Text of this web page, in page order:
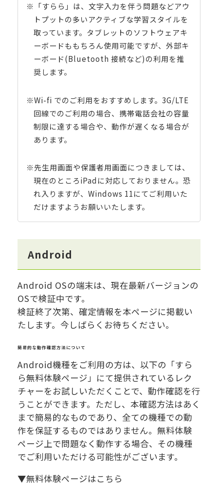
※「すらら」は、文字入力を伴う問題などアウ
トプットの多いアクティブな学習スタイルを
取っています。タブレットのソフトウェアキ
ーボードももちろん使用可能ですが、外部キ
ーボード(Bluetooth 接続など)の利用を推
奨します。
※Wi-fi でのご利用をおすすめします。3G/LTE
回線でのご利用の場合、携帯電話会社の容量
制限に達する場合や、動作が遅くなる場合が
あります。
※先生用画面や保護者用画面につきましては、
現在のところiPadに対応しておりません。恐
れ入りますが、Windows 11にてご利用いた
だけますようお願いいたします。
Android
Android OSの端末は、現在最新バージョンの
OSで検証中です。
検証終了次第、確定情報を本ページに掲載い
たします。今しばらくお待ちください。
簡易的な動作確認方法について
Android機種をご利用の方は、以下の「すら
ら無料体験ページ」にて提供されているレク
チャーをお試しいただくことで、動作確認を行
うことができます。ただし、本確認方法はあく
まで簡易的なものであり、全ての機種での動
作を保証するものではありません。無料体験
ページ上で問題なく動作する場合、その機種
でご利用いただける可能性がございます。
▼無料体験ページはこちら